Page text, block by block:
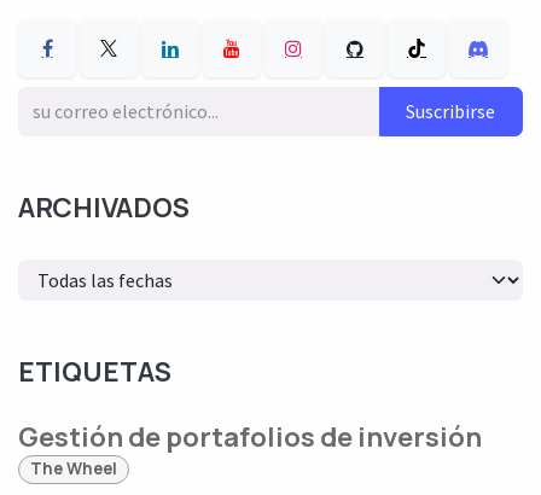
Suscribirse
ARCHIVADOS
ETIQUETAS
Gestión de portafolios de inversión
The Wheel